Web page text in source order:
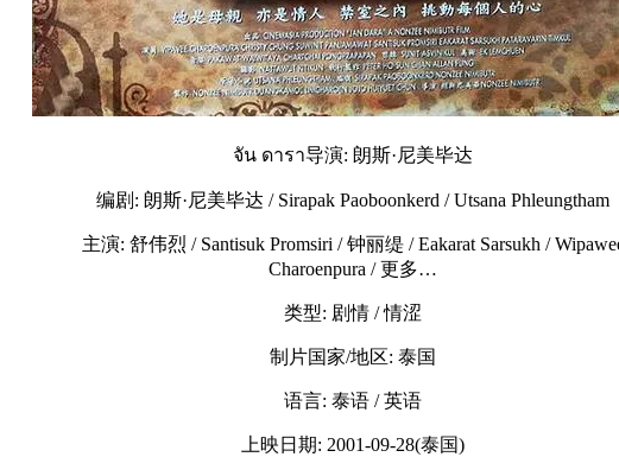
จัน ดารา导演: 朗斯·尼美毕达
编剧: 朗斯·尼美毕达 / Sirapak Paoboonkerd / Utsana Phleungtham
主演: 舒伟烈 / Santisuk Promsiri / 钟丽缇 / Eakarat Sarsukh /
Charoenpura / 更多…
类型: 剧情 / 情涩
制片国家/地区: 泰国
语言: 泰语 / 英语
上映日期: 2001-09-28(泰国)